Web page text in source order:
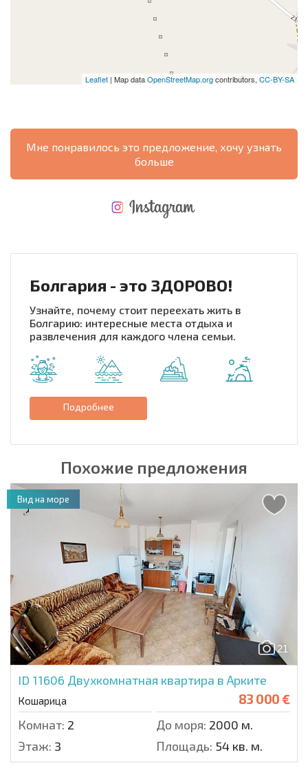
Leaflet | Map dataOpenStreetMap.orgcontributors, CC-BY-SA
Мне понравилось это предложение, хочу узнать
больше
Болгария - это ЗДОРОВО!
Узнайте, почему стоит переехать жить в
Болгарию: интересные места отдыха и
развлечения для каждого члена семьи.
Подробнее
Похожие предложения
21
ID 11606 Двухкомнатная квартира в Арките
Кошарица 83 000 €
Комнат: 2 До моря: 2000 м.
Этаж: 3 Площадь: 54 кв. м.
Вид на море